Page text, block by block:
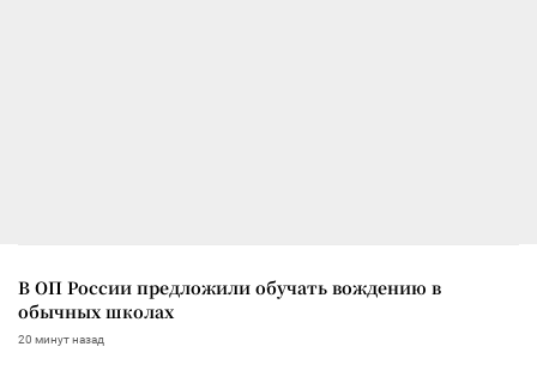
В ОП России предложили обучать вождению в
обычных школах
20 минут назад